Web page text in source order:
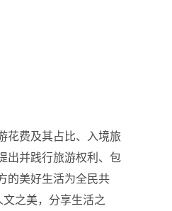
花费及其占比、入境旅
出并践行旅游权利、包
的美好生活为全民共
之美，分享生活之